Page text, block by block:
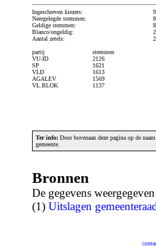
Ingeschreven kiezers:
Neergelegde stemmen:
Geldige stemmen:
Blanco/ongeldig:
Aantal zetels:
partij
VU-ID
SP
VLD
AGALEV
VL.BLOK
stemmen
2126
1621
1613
1569
1137
Ter info: Door bovenaan deze pagina op de
gemeente.
Bronnen
De gegevens
(1) Uitslagen